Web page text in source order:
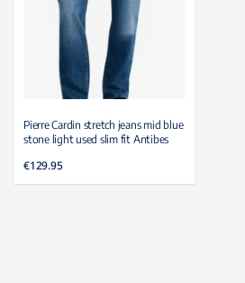
Pierre Cardin stretch jeans mid blue
stone light used slim fit Antibes
€129.95